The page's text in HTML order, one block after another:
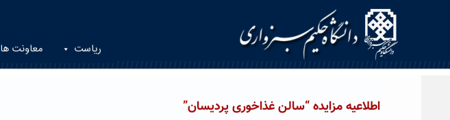
ریاست معاونت ها
اطلاعیه مزایده “سالن غذاخوری پردیسان”